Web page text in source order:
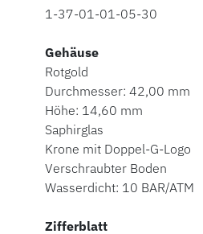
1-37-01-01-05-30
Gehäuse
Rotgold
Durchmesser: 42,00 mm
Höhe: 14,60 mm
Saphirglas
Krone mit Doppel-G-Logo
Verschraubter Boden
Wasserdicht: 10 BAR/ATM
Zifferblatt